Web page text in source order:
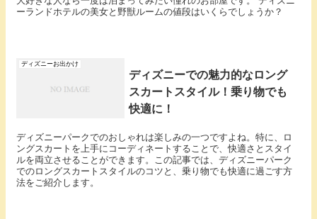
ーランドホテルの美女と野獣ルームの値段はいくらでしょうか？
ディズニーお出かけ
ディズニーでの魅力的なロング
スカートスタイル！乗り物でも
快適に！
ディズニーパークでのおしゃれは楽しみの一つですよね。特に、ロ
ングスカートを上手にコーディネートすることで、快適さとスタイ
ルを両立させることができます。この記事では、ディズニーパーク
でのロングスカートスタイルのコツと、乗り物でも快適に過ごす方
法をご紹介します。